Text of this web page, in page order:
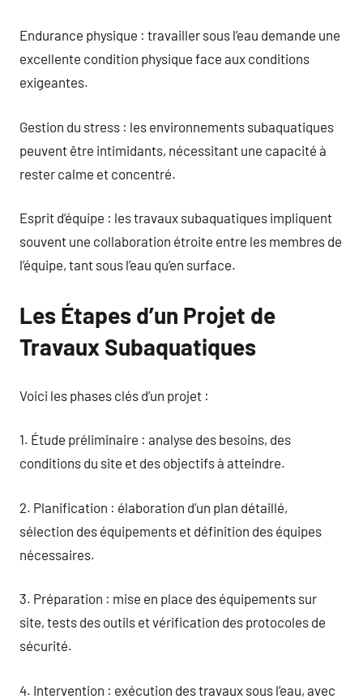
Endurance physique : travailler sous l’eau demande une
excellente condition physique face aux conditions
exigeantes.
Gestion du stress : les environnements subaquatiques
peuvent être intimidants, nécessitant une capacité à
rester calme et concentré.
Esprit d’équipe : les travaux subaquatiques impliquent
souvent une collaboration étroite entre les membres de
l’équipe, tant sous l’eau qu’en surface.
Les Étapes d’un Projet de
Travaux Subaquatiques
Voici les phases clés d’un projet :
1. Étude préliminaire : analyse des besoins, des
conditions du site et des objectifs à atteindre.
2. Planification : élaboration d’un plan détaillé,
sélection des équipements et définition des équipes
nécessaires.
3. Préparation : mise en place des équipements sur
site, tests des outils et vérification des protocoles de
sécurité.
4. Intervention : exécution des travaux sous l’eau, avec